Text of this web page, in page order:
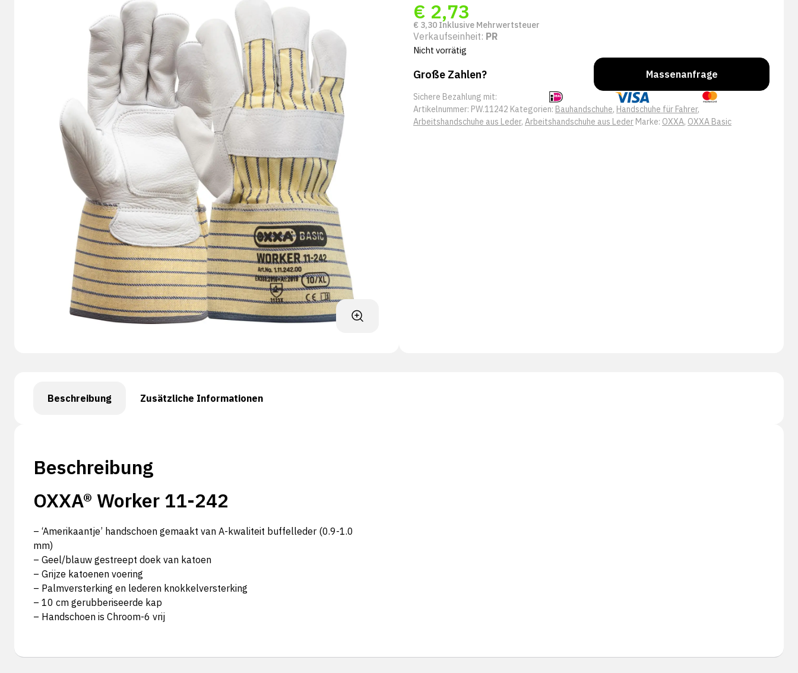
€ 2,73
€ 3,30 Inklusive Mehrwertsteuer
Verkaufseinheit: PR
Nicht vorrätig
Große Zahlen? Massenanfrage
Sichere Bezahlung mit:
Artikelnummer: PW.11242 Kategorien: Bauhandschuhe, Handschuhe für Fahrer,
Arbeitshandschuhe aus Leder, Arbeitshandschuhe aus Leder Marke: OXXA, OXXA Basic
Beschreibung Zusätzliche Informationen
Beschreibung
OXXA® Worker 11-242
– ‘Amerikaantje’ handschoen gemaakt van A-kwaliteit buffelleder (0.9-1.0
mm)
– Geel/blauw gestreept doek van katoen
– Grijze katoenen voering
– Palmversterking en lederen knokkelversterking
– 10 cm gerubberiseerde kap
– Handschoen is Chroom-6 vrij